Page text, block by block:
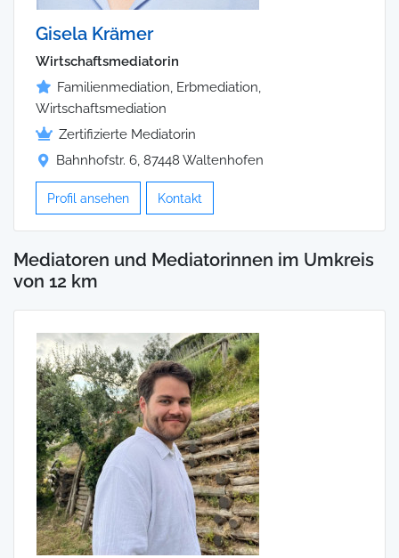
Gisela Krämer
Wirtschaftsmediatorin
Familienmediation, Erbmediation,
Wirtschaftsmediation
Zertifizierte Mediatorin
Bahnhofstr. 6, 87448 Waltenhofen
Profil ansehen Kontakt
Mediatoren und Mediatorinnen im Umkreis
von 12 km